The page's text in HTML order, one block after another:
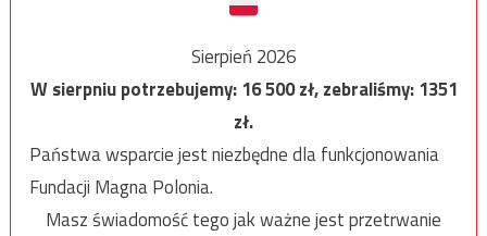
Sierpień 2026
W sierpniu potrzebujemy:16 500zł, zebraliśmy:1351
zł.
Państwa wsparcie jest niezbędne dla funkcjonowania
Fundacji Magna Polonia.
Masz świadomość tego jak ważne jest przetrwanie